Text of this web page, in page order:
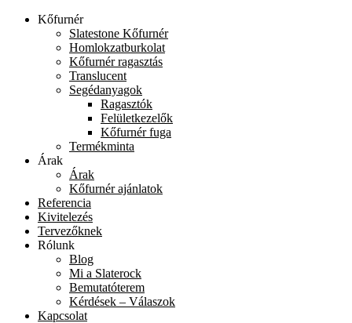
Kőfurnér
Slatestone Kőfurnér
Homlokzatburkolat
Kőfurnér ragasztás
Translucent
Segédanyagok
Ragasztók
Felületkezelők
Kőfurnér fuga
Termékminta
Árak
Árak
Kőfurnér ajánlatok
Referencia
Kivitelezés
Tervezőknek
Rólunk
Blog
Mi a Slaterock
Bemutatóterem
Kérdések – Válaszok
Kapcsolat